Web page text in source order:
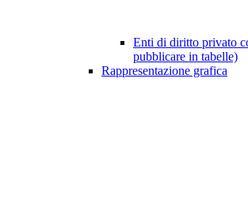
Enti di diritto privato
pubblicare in tabelle)
Rappresentazione grafica